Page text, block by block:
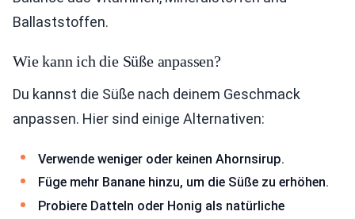
Ballaststoffen.
Wie kann ich die Süße anpassen?
Du kannst die Süße nach deinem Geschmack
anpassen. Hier sind einige Alternativen:
Verwende weniger oder keinen Ahornsirup.
Füge mehr Banane hinzu, um die Süße zu erhöhen.
Probiere Datteln oder Honig als natürliche